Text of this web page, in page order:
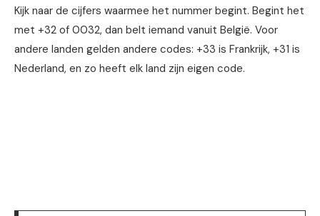
Kijk naar de cijfers waarmee het nummer begint. Begint het
met +32 of 0032, dan belt iemand vanuit België. Voor
andere landen gelden andere codes: +33 is Frankrijk, +31 is
Nederland, en zo heeft elk land zijn eigen code.